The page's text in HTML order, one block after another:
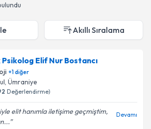
Akıllı Sıralama
Psikolog Elif Nur Bostancı
+1diğer
, Ümraniye
Değerlendirme)
elit hanımla iletişime geçmiştim,
Devamı